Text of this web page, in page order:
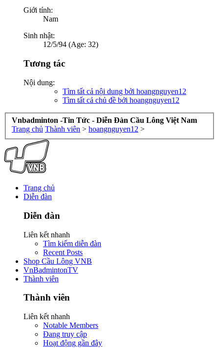
Giới tính:
Nam
Sinh nhật:
12/5/94 (Age: 32)
Tương tác
Nội dung:
Tìm tất cả nội dung bởi hoangnguyen12
Tìm tất cả chủ đề bởi hoangnguyen12
Vnbadminton -Tin Tức - Diễn Đàn Cầu Lông Việt Nam
Trang chủ Thành viên > hoangnguyen12 >
Trang chủ
Diễn đàn
Diễn đàn
Liên kết nhanh
Tìm kiếm diễn đàn
Recent Posts
Shop Cầu Lông VNB
VnBadmintonTV
Thành viên
Thành viên
Liên kết nhanh
Notable Members
Đang truy cập
Hoạt động gần đây